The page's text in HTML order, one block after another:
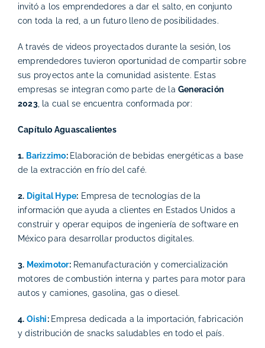
invitó a los emprendedores a dar el salto, en conjunto
con toda la red, a un futuro lleno de posibilidades.
A través de videos proyectados durante la sesión, los
emprendedores tuvieron oportunidad de compartir sobre
sus proyectos ante la comunidad asistente. Estas
empresas se integran como parte de la Generación
2023, la cual se encuentra conformada por:
Capítulo Aguascalientes
1. Barizzimo: Elaboración de bebidas energéticas a base
de la extracción en frío del café.
2. Digital Hype: Empresa de tecnologías de la
información que ayuda a clientes en Estados Unidos a
construir y operar equipos de ingeniería de software en
México para desarrollar productos digitales.
3. Meximotor:Remanufacturación y comercialización
motores de combustión interna y partes para motor para
autos y camiones, gasolina, gas o diesel.
4. Oishi: Empresa dedicada a la importación, fabricación
y distribución de snacks saludables en todo el país.